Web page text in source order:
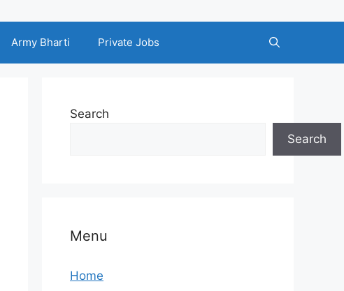
Army Bharti Private Jobs
Search
Search
Menu
Home